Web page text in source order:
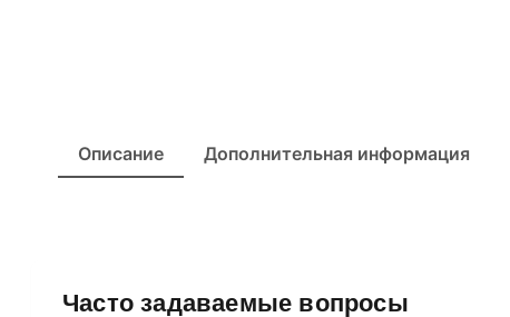
Описание Дополнительная информация
Часто задаваемые вопросы